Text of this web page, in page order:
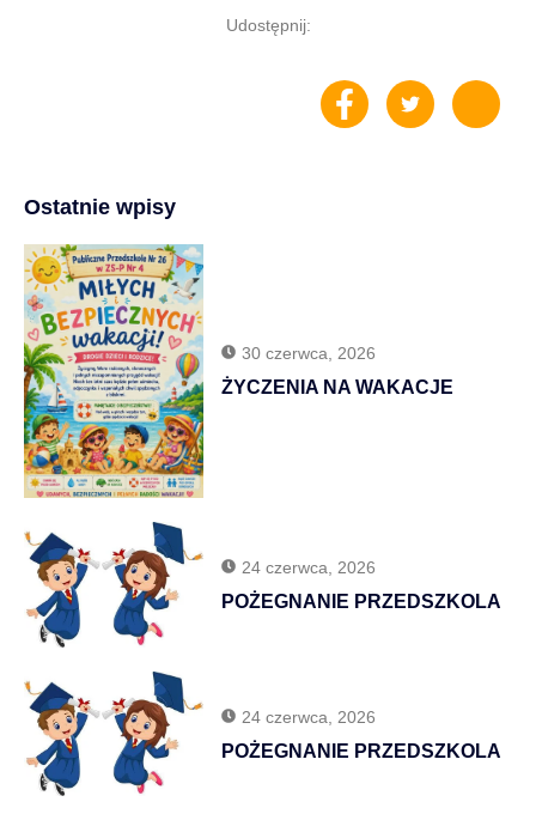
Udostępnij:
Ostatnie wpisy
30 czerwca, 2026
ŻYCZENIA NA WAKACJE
24 czerwca, 2026
POŻEGNANIE PRZEDSZKOLA
24 czerwca, 2026
POŻEGNANIE PRZEDSZKOLA